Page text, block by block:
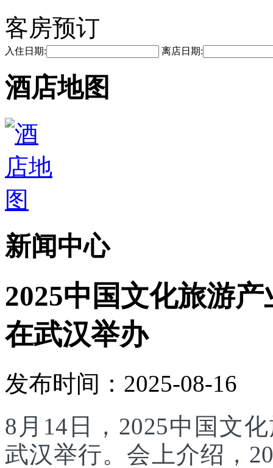
客房预订
入住日期: 离店日期:
酒店地图
新闻中心
2025中国文化旅游
在武汉举办
发布时间：2025-08-16
8月14日，2025中国文
武汉举行。会上介绍，